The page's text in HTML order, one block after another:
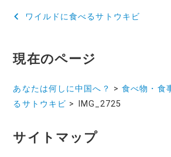
投
ナ
ゲ
シ
ワイルドに食べるサトウキビ
現在のページ
あなたは何しに中国へ？ >食べ物・食
るサトウキビ > IMG_2725
サイトマップ